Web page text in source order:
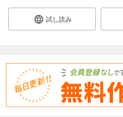
試し読み